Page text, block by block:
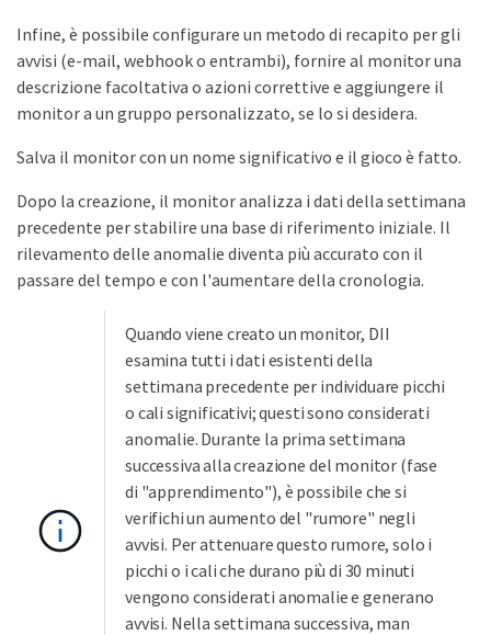
Infine, è possibile configurare un metodo di recapito per gli
avvisi (e-mail, webhook o entrambi), fornire al monitor una
descrizione facoltativa o azioni correttive e aggiungere il
monitor a un gruppo personalizzato, se lo si desidera.
Salva il monitor con un nome significativo e il gioco è fatto.
Dopo la creazione, il monitor analizza i dati della settimana
precedente per stabilire una base di riferimento iniziale. Il
rilevamento delle anomalie diventa più accurato con il
passare del tempo e con l'aumentare della cronologia.
Quando viene creato un monitor, DII
esamina tutti i dati esistenti della
settimana precedente per individuare picchi
o cali significativi; questi sono considerati
anomalie. Durante la prima settimana
successiva alla creazione del monitor (fase
di "apprendimento"), è possibile che si
verifichi un aumento del "rumore" negli
avvisi. Per attenuare questo rumore, solo i
picchi o i cali che durano più di 30 minuti
vengono considerati anomalie e generano
avvisi. Nella settimana successiva, man